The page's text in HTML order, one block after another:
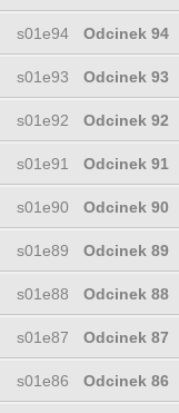
s01e94 Odcinek 94
s01e93 Odcinek 93
s01e92 Odcinek 92
s01e91 Odcinek 91
s01e90 Odcinek 90
s01e89 Odcinek 89
s01e88 Odcinek 88
s01e87 Odcinek 87
s01e86 Odcinek 86